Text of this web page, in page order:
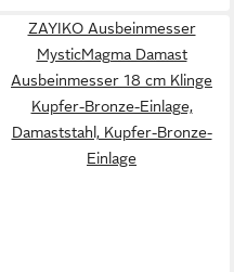
ZAYIKO Ausbeinmesser
MysticMagma Damast
Ausbeinmesser 18 cm Klinge
Kupfer-Bronze-Einlage,
Damaststahl, Kupfer-Bronze-
Einlage